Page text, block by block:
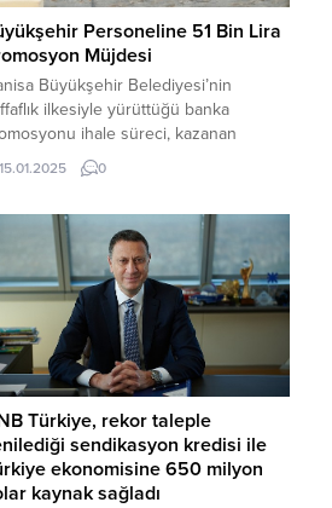
Personeline 51 Bin Lira
Müjdesi
Büyükşehir Belediyesi’nin
ilkesiyle yürüttüğü banka
ihale süreci, kazanan
imzalanan protokol ile
0
Türkiye, rekor taleple
sendikasyon kredisi ile
ekonomisine 650 milyon
kaynak sağladı